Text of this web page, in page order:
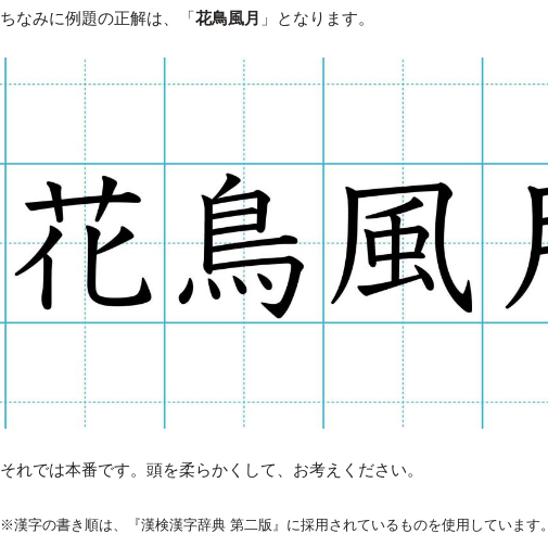
ちなみに例題の正解は、「花鳥風月 」となります。
それでは本番です。頭を柔らかくして、お考えください。
※漢字の書き順は、『漢検漢字辞典 第二版』に採用されているものを使用しています。